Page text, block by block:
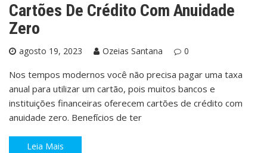
Cartões De Crédito Com Anuidade
Zero
agosto 19, 2023 Ozeias Santana 0
Nos tempos modernos você não precisa pagar uma taxa
anual para utilizar um cartão, pois muitos bancos e
instituições financeiras oferecem cartões de crédito com
anuidade zero. Benefícios de ter
Leia Mais